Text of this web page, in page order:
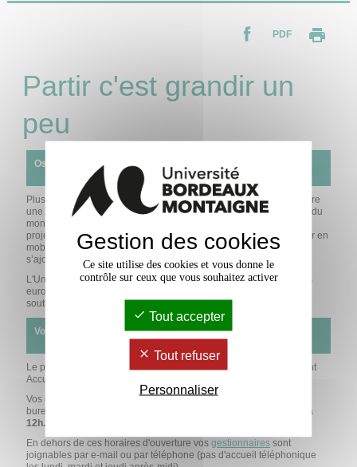
PDF
Partir c'est grandir un
peu
Osez l'international !
Plusieurs programmes de mobilité vous offrent la possibilité de vivre
une expérience unique en Europe ou dans certains pays du reste du
monde. L’université s’efforce de permettre à ses étudiants dont les
projets sont en lien avec la dynamique de l’établissement, de partir en
mobilité d'étude ou de stage pour engranger une richesse qui
s’ajoutera au potentiel déjà acquis.
L'Université Bordeaux Montaigne adhère aux grands programmes
européens ou intercontinentaux, dont certains bénéficient d’un
soutien évolutif et sans faille de la région Nouvelle-Aquitaine.
Votre interlocuteur : le Pôle Mobilité étudiante
Le pôle Mobilité étudiante se situe au 2ème étage dans le bâtiment
Accueil, sur le parvis de l'université.
Vos gestionnaires de mobilité sortante vous accueillent
bureau du
lundi au jeudi de 13h30 à 16h30 et le vendredi de 9h à
12h.
En dehors de ces horaires d'ouverture vosgestionnaires sont
joignables par e-mail ou par téléphone (pas d'accueil téléphonique
Gestion des cookies
Ce site utilise des cookies et vous donne le
contrôle sur ceux que vous souhaitez activer
Tout accepter
Tout refuser
Personnaliser